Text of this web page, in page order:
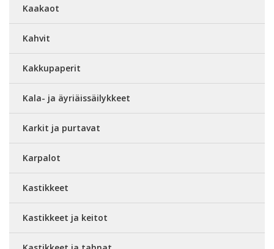
Kaakaot
Kahvit
Kakkupaperit
Kala- ja äyriäissäilykkeet
Karkit ja purtavat
Karpalot
Kastikkeet
Kastikkeet ja keitot